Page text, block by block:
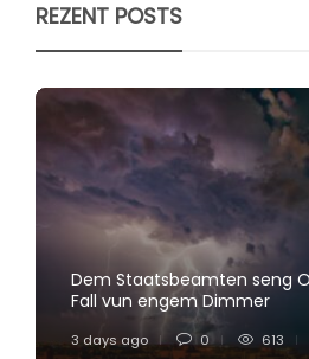
REZENT POSTS
Dem Staatsbeamten seng
Fall vun engem Dimmer
3 days ago 0 613